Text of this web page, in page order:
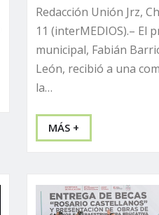
Redacción Unión Jrz,
11 (interMEDIOS).– El
municipal, Fabián
León, recibió a una
la…
MÁS +